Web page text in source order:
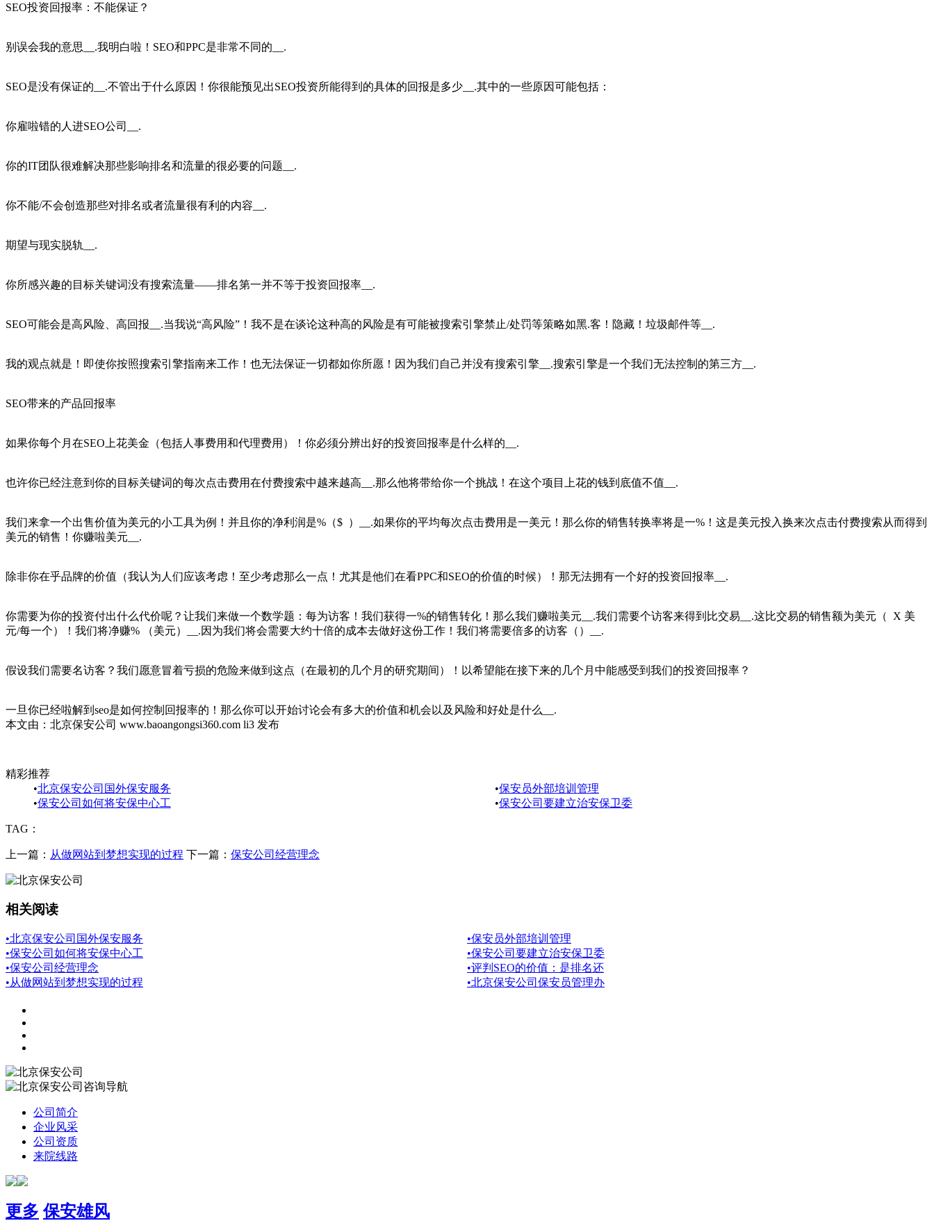
SEO投资回报率：不能保证？
别误会我的意思__.我明白啦！SEO和PPC是非常不同的__.
SEO是没有保证的__.不管出于什么原因！你很能预见出SEO投资所能得到的具体的回报是多少__.其中的一些原因可能包括：
你雇啦错的人进SEO公司__.
你的IT团队很难解决那些影响排名和流量的很必要的问题__.
你不能/不会创造那些对排名或者流量很有利的内容__.
期望与现实脱轨__.
你所感兴趣的目标关键词没有搜索流量——排名第一并不等于投资回报率__.
SEO可能会是高风险、高回报__.当我说“高风险”！我不是在谈论这种高的风险是有可能被搜索引擎禁止/处罚等策略如黑.客！隐藏！垃圾邮件等__.
我的观点就是！即使你按照搜索引擎指南来工作！也无法保证一切都如你所愿！因为我们自己并没有搜索引擎__.搜索引擎是一个我们无法控制的第三方__.
SEO带来的产品回报率
如果你每个月在SEO上花美金（包括人事费用和代理费用）！你必须分辨出好的投资回报率是什么样的__.
也许你已经注意到你的目标关键词的每次点击费用在付费搜索中越来越高__.那么他将带给你一个挑战！在这个项目上花的钱到底值不值__.
我们来拿一个出售价值为美元的小工具为例！并且你的净利润是%（$ ）__.如果你的平均每次点击费用是一美元！那么你的销售转换率将是一%！这是美元投入换来次点击付费搜索从而得到
美元的销售！你赚啦美元__.
除非你在乎品牌的价值（我认为人们应该考虑！至少考虑那么一点！尤其是他们在看PPC和SEO的价值的时候）！那无法拥有一个好的投资回报率__.
你需要为你的投资付出什么代价呢？让我们来做一个数学题：每为访客！我们获得一%的销售转化！那么我们赚啦美元__.我们需要个访客来得到比交易__.这比交易的销售额为美元（ X 美
元/每一个）！我们将净赚% （美元）__.因为我们将会需要大约十倍的成本去做好这份工作！我们将需要倍多的访客（）__.
假设我们需要名访客？我们愿意冒着亏损的危险来做到这点（在最初的几个月的研究期间）！以希望能在接下来的几个月中能感受到我们的投资回报率？
一旦你已经啦解到seo是如何控制回报率的！那么你可以开始讨论会有多大的价值和机会以及风险和好处是什么__.
本文由：北京保安公司 www.baoangongsi360.com li3 发布
精彩推荐
•北京保安公司国外保安服务 •保安员外部培训管理
•保安公司如何将安保中心工 •保安公司要建立治安保卫委
TAG：
上一篇： 从做网站到梦想实现的过程 下一篇： 保安公司经营理念
相关阅读
•北京保安公司国外保安服务 •保安员外部培训管理
•保安公司如何将安保中心工 •保安公司要建立治安保卫委
•保安公司经营理念 •评判SEO的价值：是排名还
•从做网站到梦想实现的过程 •北京保安公司保安员管理办
咨询导航
公司简介
企业风采
公司资质
来院线路
更多 保安雄风